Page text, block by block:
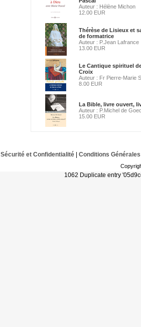
Auteur : Hélène Michon
12.00 EUR
Thérèse de Lisieux et
de formatrice
Auteur : P.Jean Lafrance
13.00 EUR
Le Cantique spirituel
Croix
Auteur : Fr Pierre-Marie
8.00 EUR
La Bible, livre ouvert,
Auteur : P.Michel de
15.00 EUR
Sécurité et Confidentialité| Conditions Générales
1062 Duplicate entry